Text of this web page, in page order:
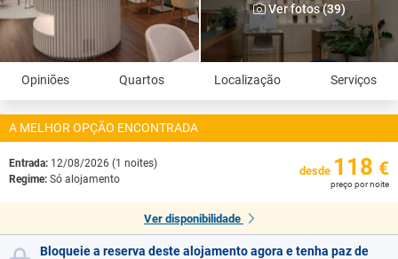
Ver fotos (39)
Opiniões Quartos Localização Serviços
A MELHOR OPÇÃO ENCONTRADA
Entrada: 12/08/2026 (1 noites)
Regime: Só alojamento
desde 118 €
preço por noite
Ver disponibilidade
Bloqueie a reserva deste alojamento agora e tenha paz de